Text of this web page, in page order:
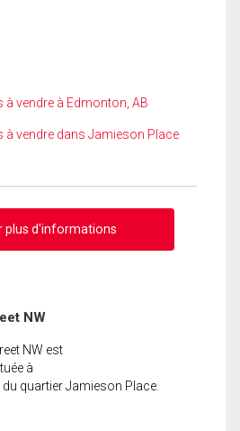
vendre à Edmonton, AB
à vendre dans Jamieson Place
plus d'informations
NW
NW est
à
quartier Jamieson Place.